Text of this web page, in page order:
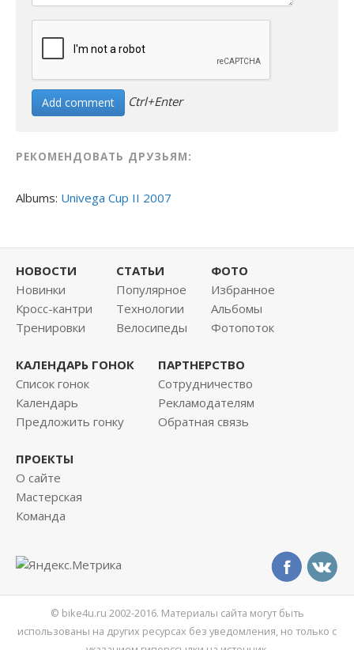
Ctrl+Enter
РЕКОМЕНДОВАТЬ ДРУЗЬЯМ:
Albums: Univega Cup II 2007
НОВОСТИ
Новинки
Кросс-кантри
Тренировки
СТАТЬИ
Популярное
Технологии
Велосипеды
ФОТО
Избранное
Альбомы
Фотопоток
КАЛЕНДАРЬ ГОНОК
Список гонок
Календарь
Предложить гонку
ПАРТНЕРСТВО
Сотрудничество
Рекламодателям
Обратная связь
ПРОЕКТЫ
О сайте
Мастерская
Команда
© bike4u.ru 2002-2016. Материалы сайта могут быть
использованы на других ресурсах без уведомления, но только с